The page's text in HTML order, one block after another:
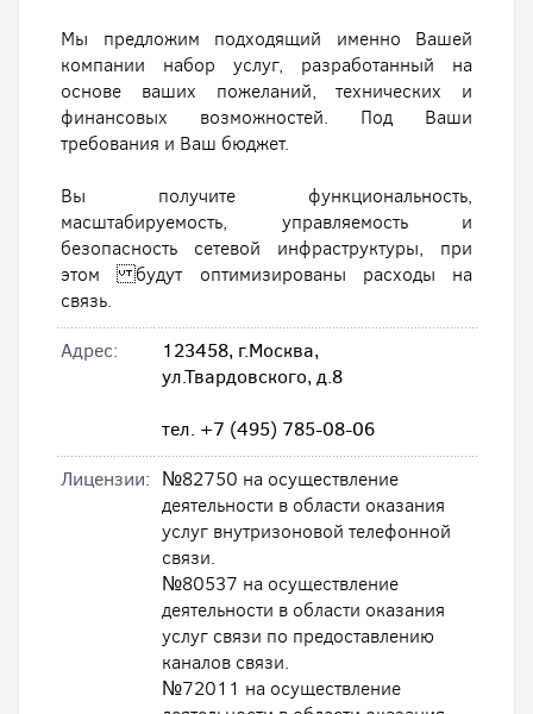
Мы предложим подходящий именно Вашей
компании набор услуг, разработанный на
основе ваших пожеланий, технических и
финансовых возможностей. Под Ваши
требования и Ваш бюджет.
Вы получите функциональность,
масштабируемость, управляемость и
безопасность сетевой инфраструктуры, при
этом будут оптимизированы расходы на
связь.
Адрес:
123458, г.Москва,
ул.Твардовского, д.8
тел. +7 (495) 785-08-06
Лицензии: №82750 на осуществление
деятельности в области оказания
услуг внутризоновой телефонной
связи.
№80537 на осуществление
деятельности в области оказания
услуг связи по предоставлению
каналов связи.
№72011 на осуществление